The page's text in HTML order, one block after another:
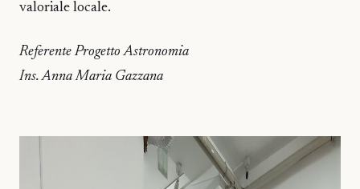
valoriale locale.
Referente Progetto Astronomia
Ins. Anna Maria Gazzana